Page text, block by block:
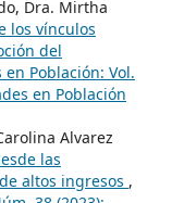
Dra. Mirtha
los vínculos
del
en Población: Vol.
en Población
Alvarez
las
altos ingresos ,